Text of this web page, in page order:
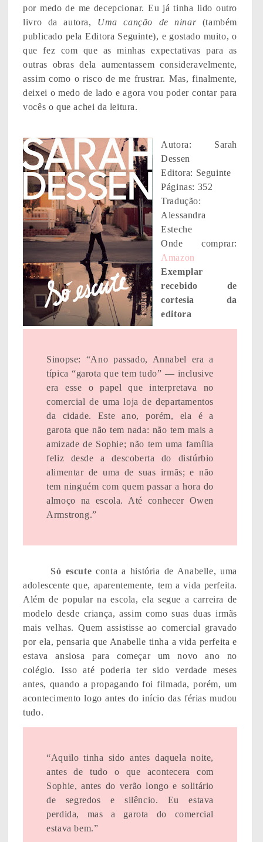
por medo de me decepcionar. Eu já tinha lido outro
livro da autora, Uma canção de ninar(também
publicado pela Editora Seguinte), e gostado muito, o
que fez com que as minhas expectativas para as
outras obras dela aumentassem consideravelmente,
assim como o risco de me frustrar. Mas, finalmente,
deixei o medo de lado e agora vou poder contar para
vocês o que achei da leitura.
Autora: Sarah
Dessen
Editora: Seguinte
Páginas: 352
Tradução:
Alessandra
Esteche
Onde comprar:
Amazon
Exemplar
recebido de
cortesia da
editora
Sinopse: “Ano passado, Annabel era a
típica “garota que tem tudo” — inclusive
era esse o papel que interpretava no
comercial de uma loja de departamentos
da cidade. Este ano, porém, ela é a
garota que não tem nada: não tem mais a
amizade de Sophie; não tem uma família
feliz desde a descoberta do distúrbio
alimentar de uma de suas irmãs; e não
tem ninguém com quem passar a hora do
almoço na escola. Até conhecer Owen
Armstrong.”
Só escute conta a história de Anabelle, uma
adolescente que, aparentemente, tem a vida perfeita.
Além de popular na escola, ela segue a carreira de
modelo desde criança, assim como suas duas irmãs
mais velhas. Quem assistisse ao comercial gravado
por ela, pensaria que Anabelle tinha a vida perfeita e
estava ansiosa para começar um novo ano no
colégio. Isso até poderia ter sido verdade meses
antes, quando a propagando foi filmada, porém, um
acontecimento logo antes do início das férias mudou
tudo.
“Aquilo tinha sido antes daquela noite,
antes de tudo o que acontecera com
Sophie, antes do verão longo e solitário
de segredos e silêncio. Eu estava
perdida, mas a garota do comercial
estava bem.”